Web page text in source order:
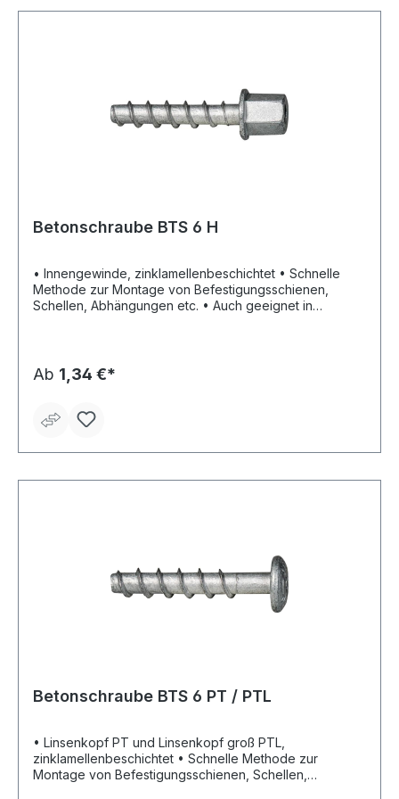
Betonschraube BTS 6 H
• Innengewinde, zinklamellenbeschichtet • Schnelle
Methode zur Montage von Befestigungsschienen,
Schellen, Abhängungen etc. • Auch geeignet in
möglich • Kurze Längen, verringert Risiko von
Bewehrungstreffern
Ab 1,34 €*
Betonschraube BTS 6 PT / PTL
• Linsenkopf PT und Linsenkopf groß PTL,
zinklamellenbeschichtet • Schnelle Methode zur
Montage von Befestigungsschienen, Schellen,